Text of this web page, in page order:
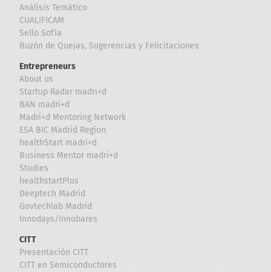
Análisis Temático
CUALIFICAM
Sello Sofía
Buzón de Quejas, Sugerencias y Felicitaciones
Entrepreneurs
About us
Startup Radar madri+d
BAN madri+d
Madri+d Mentoring Network
ESA BIC Madrid Region
healthStart madri+d
Business Mentor madri+d
Studies
healthstartPlus
Deeptech Madrid
Govtechlab Madrid
Innodays/Innobares
CITT
Presentación CITT
CITT en Semiconductores